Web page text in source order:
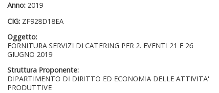
Anno: 2019
CIG: ZF928D18EA
Oggetto:
FORNITURA SERVIZI DI CATERING PER 2. EVENTI 21 E 26
GIUGNO 2019
Struttura Proponente:
DIPARTIMENTO DI DIRITTO ED ECONOMIA DELLE ATTIVITA'
PRODUTTIVE